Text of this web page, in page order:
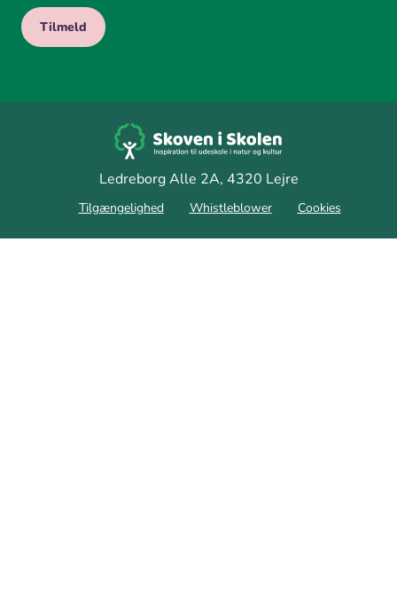
Ledreborg Alle 2A, 4320 Lejre
Tilgængelighed Whistleblower Cookies